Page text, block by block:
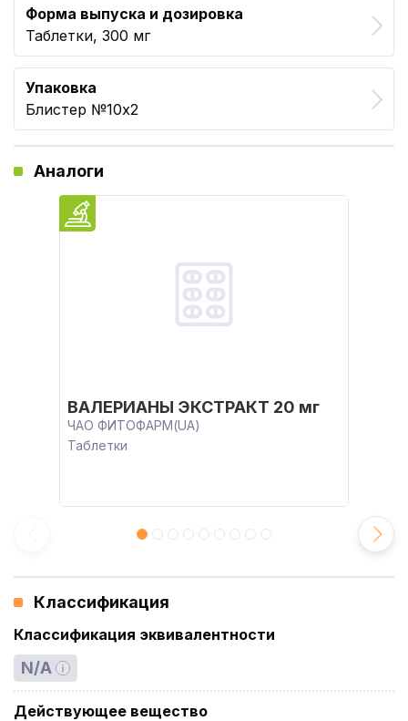
Форма выпуска и дозировка
Таблетки, 300 мг
Упаковка
Блистер №10x2
Аналоги
ВАЛЕРИАНЫ ЭКСТРАКТ 20 мг
ЧАО ФИТОФАРМ(UA)
Таблетки
Классификация
Классификация эквивалентности
N/A
Действующее вещество